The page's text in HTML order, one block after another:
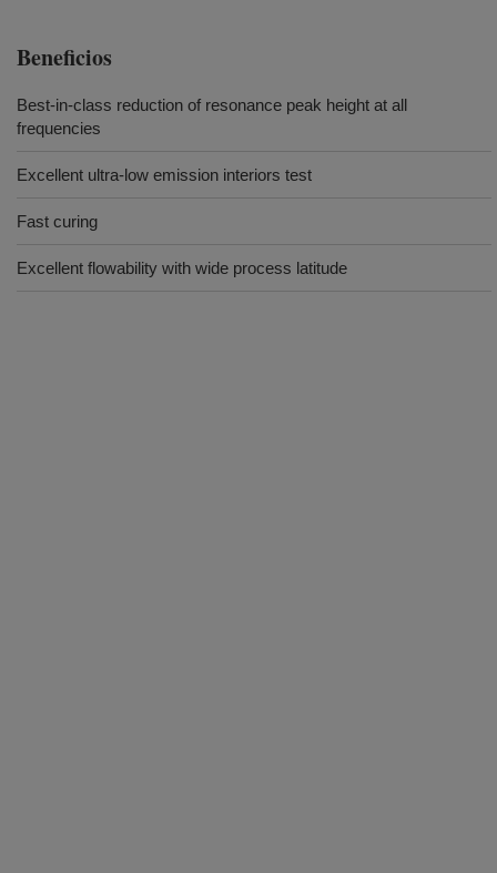
Beneficios
Best-in-class reduction of resonance peak height at all
frequencies
Excellent ultra-low emission interiors test
Fast curing
Excellent flowability with wide process latitude